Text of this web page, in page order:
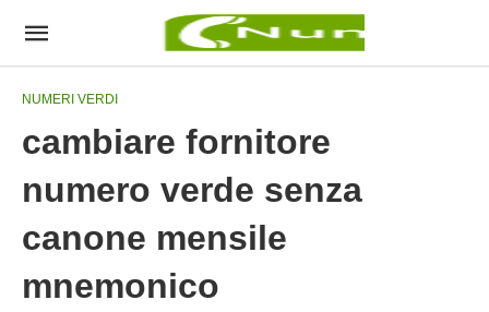
NUMERI VERDI
cambiare fornitore
numero verde senza
canone mensile
mnemonico